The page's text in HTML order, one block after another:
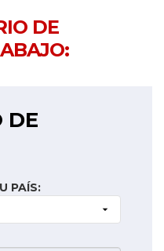
DE
DE
PAÍS: